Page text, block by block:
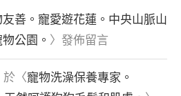
善。寵愛遊花蓮。中央山脈山
公園。 〉發佈留言
於〈寵物洗澡保養專家。